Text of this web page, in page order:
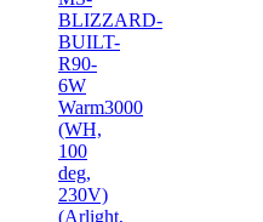
BLIZZARD-
BUILT-
R90-
6W
Warm3000
(WH,
100
deg,
230V)
(Arlight,